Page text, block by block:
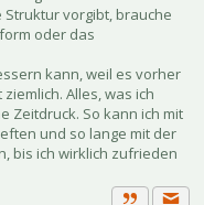
vorgibt, brauche
oder das
kann, weil es vorher
Alles, was ich
Zeitdruck. So kann ich mit
und so lange mit der
bis ich wirklich zufrieden